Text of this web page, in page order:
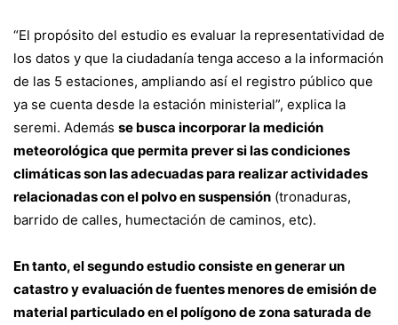
“El propósito del estudio es evaluar la representatividad de
los datos y que la ciudadanía tenga acceso a la información
de las 5 estaciones, ampliando así el registro público que
ya se cuenta desde la estación ministerial”, explica la
seremi. Además se busca incorporar la medición
meteorológica que permita prever si las condiciones
climáticas son las adecuadas para realizar actividades
relacionadas con el polvo en suspensión (tronaduras,
barrido de calles, humectación de caminos, etc).
En tanto, el segundo estudio consiste en generar un
catastro y evaluación de fuentes menores de emisión de
material particulado en el polígono de zona saturada de